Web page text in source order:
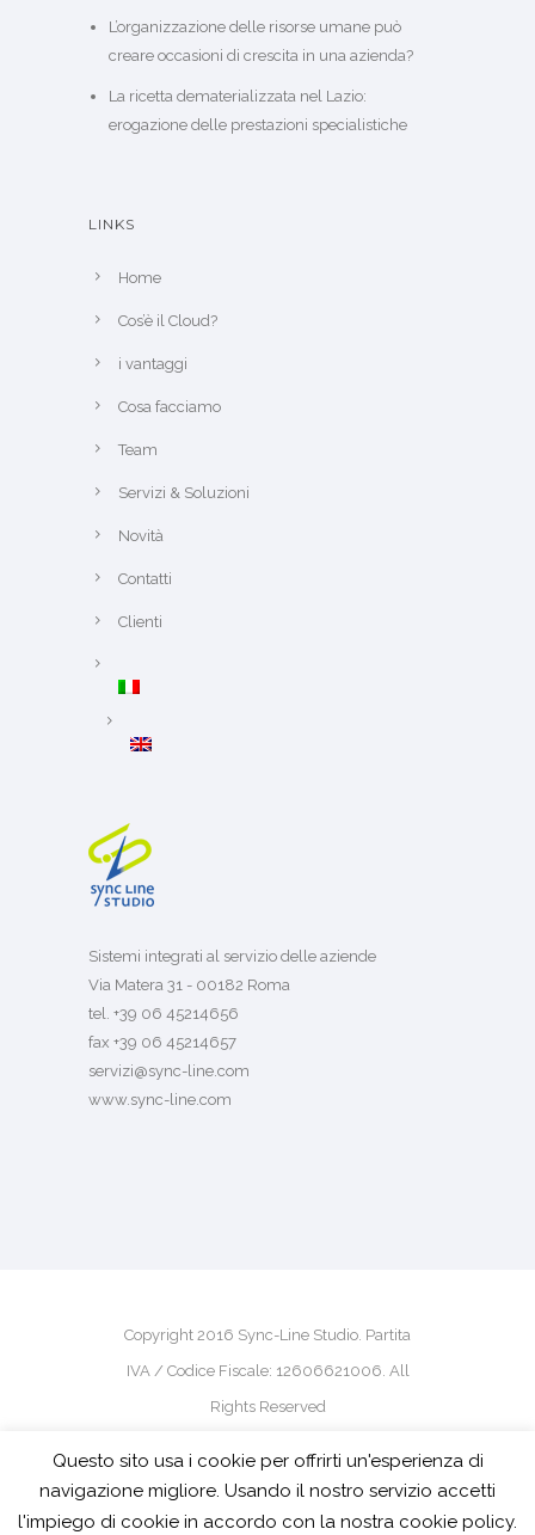
L’organizzazione delle risorse umane può
creare occasioni di crescita in una azienda?
La ricetta dematerializzata nel Lazio:
erogazione delle prestazioni specialistiche
LINKS
Home
Cos’è il Cloud?
i vantaggi
Cosa facciamo
Team
Servizi & Soluzioni
Novità
Contatti
Clienti
Sistemi integrati al servizio delle aziende
Via Matera 31 - 00182 Roma
tel. +39 06 45214656
fax +39 06 45214657
servizi@sync-line.com
www.sync-line.com
Copyright 2016 Sync-Line Studio. Partita
IVA / Codice Fiscale: 12606621006. All
Rights Reserved
powered bypm-design
Questo sito usa i cookie per offrirti un'esperienza di
navigazione migliore. Usando il nostro servizio accetti
l'impiego di cookie in accordo con la nostra cookie policy.